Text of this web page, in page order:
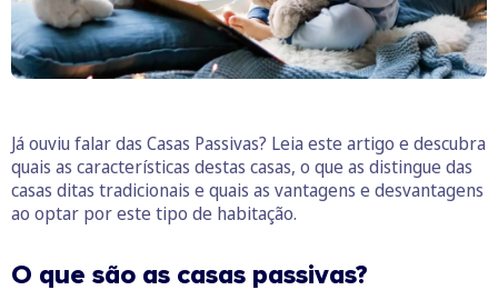
Já ouviu falar das Casas Passivas? Leia este artigo e descubra
quais as características destas casas, o que as distingue das
casas ditas tradicionais e quais as vantagens e desvantagens
ao optar por este tipo de habitação.
O que são as casas passivas?